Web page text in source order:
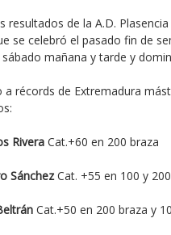
resultados de la A.D.
se celebró el pasado fin de
sábado mañana y tarde y
a récords de Extremadura
Rivera Cat.+60 en 200 braza
SánchezCat. +55 en 100 y
Cat.+50 en 200 braza y